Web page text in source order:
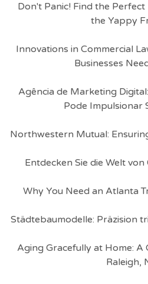
Don't Panic! Find the
the Yappy
Innovations in Commercial
Businesses
Agência de Marketing
Pode Impulsionar
Northwestern Mutual:
Entdecken Sie die Welt
Why You Need an Atlanta
Städtebaumodelle: Präzision
Aging Gracefully at Home: A
Raleigh,